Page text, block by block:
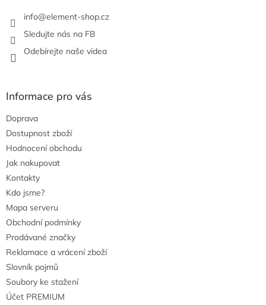
info@element-shop.cz
Sledujte nás na FB
Odebírejte naše videa
Informace pro vás
Doprava
Dostupnost zboží
Hodnocení obchodu
Jak nakupovat
Kontakty
Kdo jsme?
Mapa serveru
Obchodní podmínky
Prodávané značky
Reklamace a vrácení zboží
Slovník pojmů
Soubory ke stažení
Účet PREMIUM